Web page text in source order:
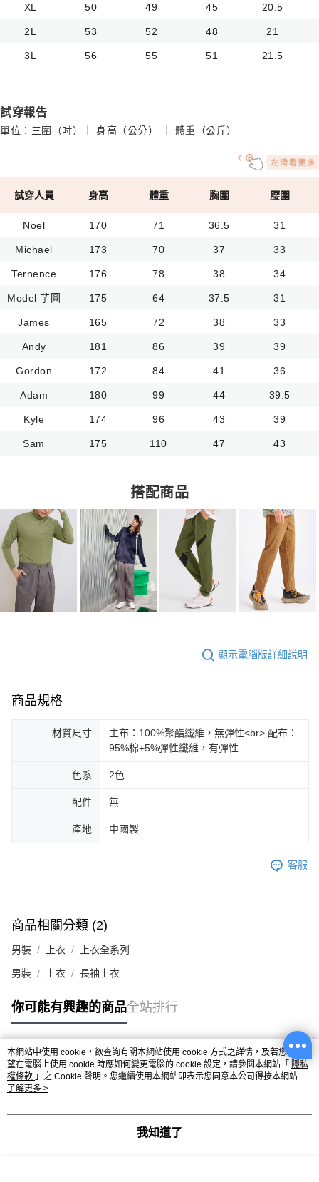
XL 50 49 45 20.5
2L 53 52 48 21
3L 56 55 51 21.5
試穿報告
單位：三圍（吋）｜ 身高（公分） ｜ 體重（公斤）
試穿人員 身高 體重 胸圍 腰圍
Noel 170 71 36.5 31
Michael 173 70 37 33
Ternence 176 78 38 34
Model 芋圓 175 64 37.5 31
James 165 72 38 33
Andy 181 86 39 39
Gordon 172 84 41 36
Adam 180 99 44 39.5
Kyle 174 96 43 39
Sam 175 110 47 43
搭配商品
顯示電腦版詳細說明
商品規格
材質尺寸
主布：100%聚酯纖維，無彈性<br> 配布：
95%棉+5%彈性纖維，有彈性
色系 2色
配件 無
產地 中國製
客服
商品相關分類 (2)
男裝 上衣 上衣全系列
男裝 上衣 長袖上衣
你可能有興趣的商品全站排行
熱門標籤
本網站中使用 cookie，欲查詢有關本網站使用 cookie 方式之詳情，及若您不希
望在電腦上使用 cookie 時應如何變更電腦的 cookie 設定，請參閱本網站「 隱私
權條款 」之 Cookie 聲明。您繼續使用本網站即表示您同意本公司得按本網站使
用條款之 Cookie 聲明使用 cookie。
了解更多 >
我知道了